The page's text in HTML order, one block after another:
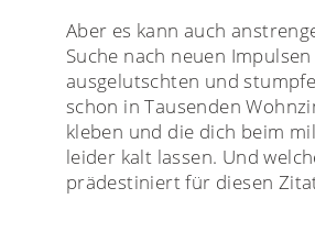
Aber es kann auch
Suche nach neuen
ausgelutschten und
schon in Tausenden
kleben und die dich beim
leider kalt lassen. Und
prädestiniert für diesen